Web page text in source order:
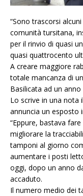
“Sono trascorsi
comunità tursitana,
per il rinvio di quasi
quasi quattrocento
A creare maggiore
totale mancanza di
Basilicata ad un anno
Lo scrive in una nota
annuncia un esposto
“Eppure, bastava
migliorare la
tamponi al giorno
aumentare i posti
oggi, dopo un anno
accaduto.
Il numero medio dei